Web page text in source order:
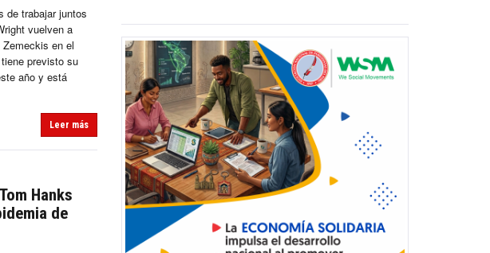
de trabajar juntos
vuelven a
en el
previsto su
año y está
Leer más
Hanks
de